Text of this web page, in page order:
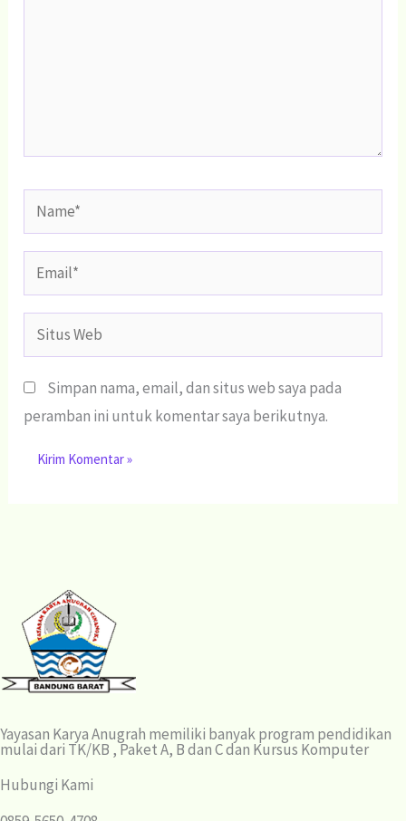
Name*
Email*
Situs
Web
Simpan nama, email, dan situs web saya pada
peramban ini untuk komentar saya berikutnya.
Yayasan Karya Anugrah memiliki banyak program pendidikan
mulai dari TK/KB , Paket A, B dan C dan Kursus Komputer
Hubungi Kami